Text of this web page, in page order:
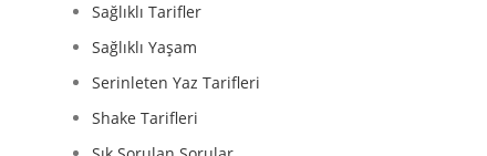
Sağlıklı Tarifler
Sağlıklı Yaşam
Serinleten Yaz Tarifleri
Shake Tarifleri